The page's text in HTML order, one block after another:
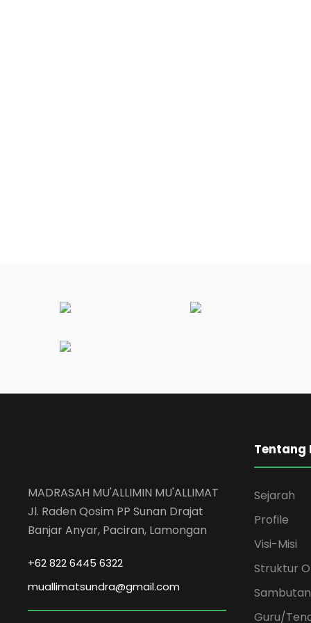
MADRASAH MU'ALLIMIN MU'ALLIMAT
Jl. Raden Qosim PP Sunan Drajat
Banjar Anyar, Paciran, Lamongan
+62 822 6445 6322
muallimatsundra@gmail.com
Tentang
Sejarah
Profile
Visi-Misi
Struktur
Guru/